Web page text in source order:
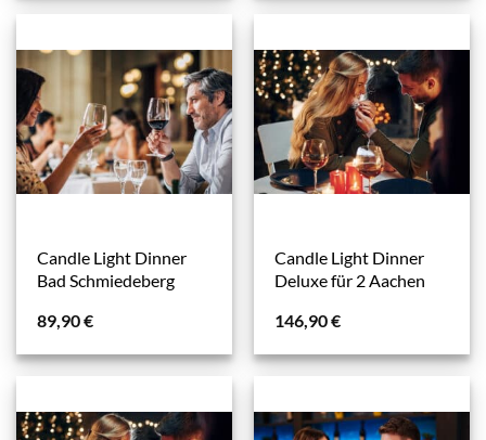
Candle Light Dinner
Bad Schmiedeberg
89,90€
Candle Light Dinner
Deluxe für 2 Aachen
146,90€